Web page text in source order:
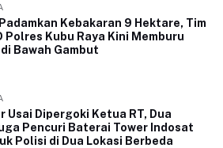
Kebakaran 9 Hektare, Tim
Polres Kubu Raya Kini Memburu
Bawah Gambut
Usai Dipergoki Ketua RT, Dua
Pencuri Baterai Tower Indosat
Polisi di Dua Lokasi Berbeda